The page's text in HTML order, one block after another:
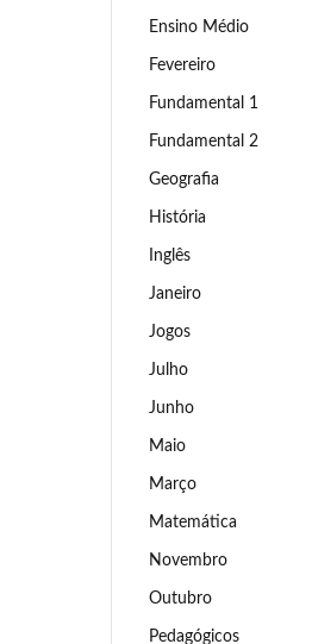
Ensino Médio
Fevereiro
Fundamental 1
Fundamental 2
Geografia
História
Inglês
Janeiro
Jogos
Julho
Junho
Maio
Março
Matemática
Novembro
Outubro
Pedagógicos